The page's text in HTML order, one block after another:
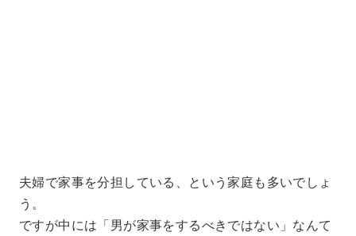
夫婦で家事を分担している、という家庭も多いでしょ
う。
ですが中には「男が家事をするべきではない」なんて